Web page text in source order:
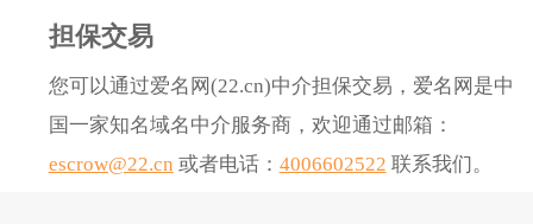
担保交易
您可以通过爱名网(22.cn)中介担保交易，爱名网是中
国一家知名域名中介服务商，欢迎通过邮箱：
escrow@22.cn 或者电话： 4006602522 联系我们。